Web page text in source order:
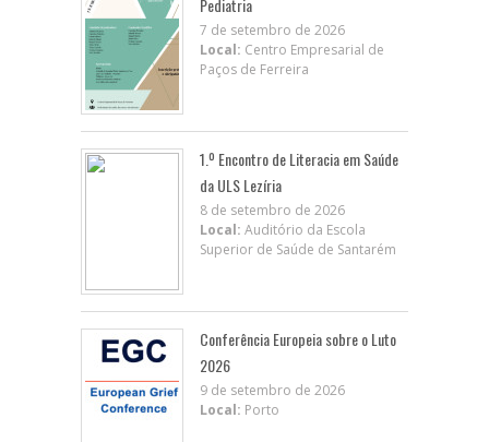
7 de setembro de 2026
Local: Centro Empresarial de
Paços de Ferreira
1.º Encontro de Literacia em Saúde
da ULS Lezíria
8 de setembro de 2026
Local: Auditório da Escola
Superior de Saúde de Santarém
Conferência Europeia sobre o Luto
2026
9 de setembro de 2026
Local: Porto